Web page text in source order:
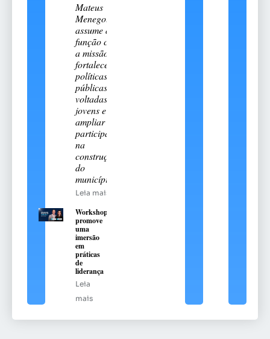
Mateus
Menegotto
assume a
função com
a missão de
fortalecer
políticas
públicas
voltadas aos
jovens e
ampliar sua
participação
na
construção
do
município
Leia mais
Workshop
promove
uma
imersão
em
práticas
de
liderança
Leia
mais